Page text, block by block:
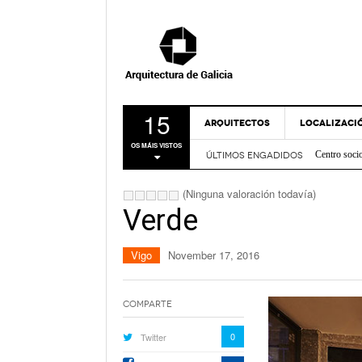
15
OS MÁIS VISTOS
ARQUITECTOS
A CORUÑA
ÚLTIMOS ENGADIDOS
Centro
Nova Sede
(Ninguna valoración todavía)
Verde
Vigo November 17, 2016
Comparte
Twitter 0